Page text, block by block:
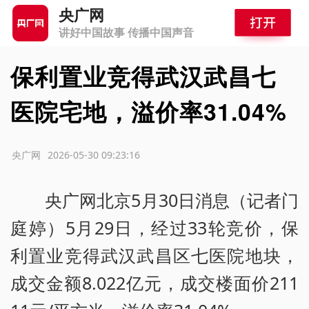
央广网
讲好中国故事 传播中国声音
保利置业竞得武汉武昌七
医院宅地，溢价率31.04%
2026-05-30 09:23:16
央广网
央广网北京5月30日消息（记者门
庭婷）5月29日，经过33轮竞价，保
利置业竞得武汉武昌区七医院地块，
成交金额8.022亿元，成交楼面价211